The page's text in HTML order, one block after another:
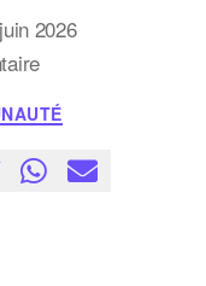
2026
sur
en
Europe:
nouveau
départ